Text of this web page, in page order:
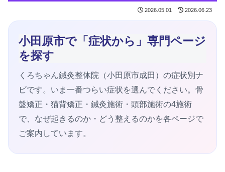
2026.05.01 2026.06.23
小田原市で「症状から」専門ページ
を探す
くろちゃん鍼灸整体院（小田原市成田）の症状別ナ
ビです。いま一番つらい症状を選んでください。骨
盤矯正・猫背矯正・鍼灸施術・頭部施術の4施術
で、なぜ起きるのか・どう整えるのかを各ページで
ご案内しています。